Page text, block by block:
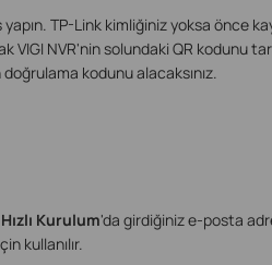
yapın. TP-Link kimliğiniz yoksa önce
VIGI NVR'nin solundaki QR kodunu
kodunu alacaksınız.
Hızlı Kurulum'da girdiğiniz e-posta
kullanılır.